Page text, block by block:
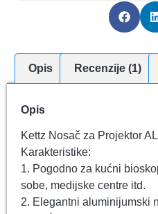
Opis Recenzije (1)
Opis
Kettz Nosač za Projektor
Karakteristike:
1. Pogodno za kućni
sobe, medijske centre itd.
2. Elegantni aluminijumski